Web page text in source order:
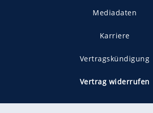
Mediadaten
Karriere
Vertragskündigung
Vertrag widerrufen